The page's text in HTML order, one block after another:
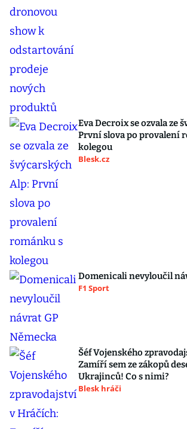
Eva Decroix se ozvala ze
První slova po provalení
kolegou
Blesk.cz
Domenicali nevyloučil
F1 Sport
Šéf Vojenského
Zamíří sem ze zákopů
Ukrajinců! Co s nimi?
Blesk hráči